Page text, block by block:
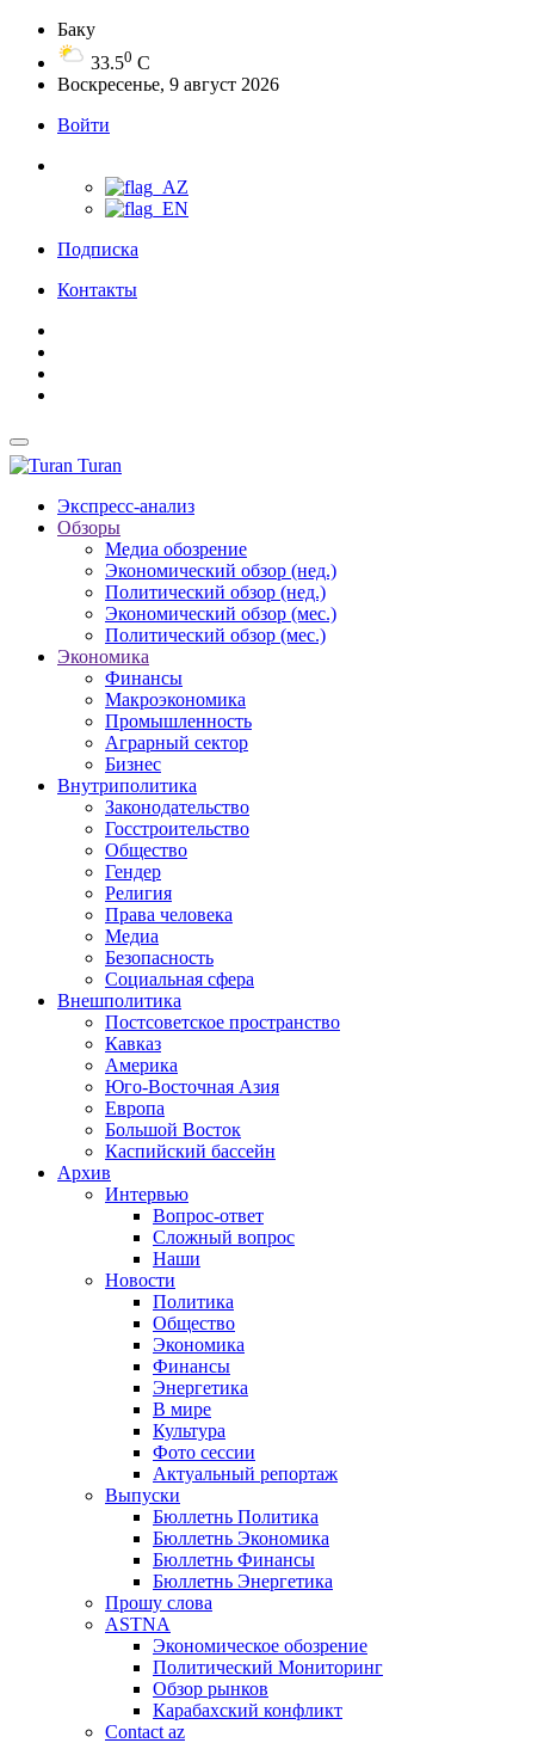
Баку
33.50 C
Воскресенье, 9 август 2026
Войти
Подписка
Контакты
Turan
Экспресс-анализ
Обзоры
Медиа обозрение
Экономический обзор (нед.)
Политический обзор (нед.)
Экономический обзор (мес.)
Политический обзор (мес.)
Экономика
Финансы
Макроэкономика
Промышленность
Аграрный сектор
Бизнес
Внутриполитика
Законодательство
Госстроительство
Общество
Гендер
Религия
Права человека
Медиа
Безопасность
Социальная сфера
Внешполитика
Постсоветское пространство
Кавказ
Америка
Юго-Восточная Азия
Европа
Большой Восток
Каспийский бассейн
Архив
Интервью
Вопрос-ответ
Сложный вопрос
Наши
Новости
Политика
Общество
Экономика
Финансы
Энергетика
В мире
Культура
Фото сессии
Актуальный репортаж
Выпуски
Бюллетнь Политика
Бюллетнь Экономика
Бюллетнь Финансы
Бюллетнь Энергетика
Прошу слова
ASTNA
Экономическое обозрение
Политический Мониторинг
Обзор рынков
Карабахский конфликт
Contact az